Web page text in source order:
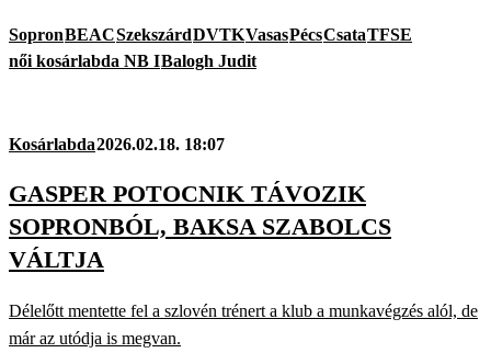
SopronBEACSzekszárdDVTKVasasPécsCsataTFSE
női kosárlabda NB IBalogh Judit
Kosárlabda2026.02.18. 18:07
GASPER POTOCNIK TÁVOZIK
SOPRONBÓL, BAKSA SZABOLCS
VÁLTJA
Délelőtt mentette fel a szlovén trénert a klub a munkavégzés alól, de
már az utódja is megvan.